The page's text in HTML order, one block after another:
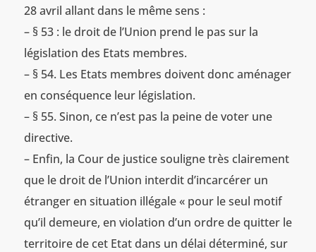
28 avril allant dans le même sens :
– § 53 : le droit de l’Union prend le pas sur la
législation des Etats membres.
– § 54. Les Etats membres doivent donc aménager
en conséquence leur législation.
– § 55. Sinon, ce n’est pas la peine de voter une
directive.
– Enfin, la Cour de justice souligne très clairement
que le droit de l’Union interdit d’incarcérer un
étranger en situation illégale « pour le seul motif
qu’il demeure, en violation d’un ordre de quitter le
territoire de cet Etat dans un délai déterminé, sur